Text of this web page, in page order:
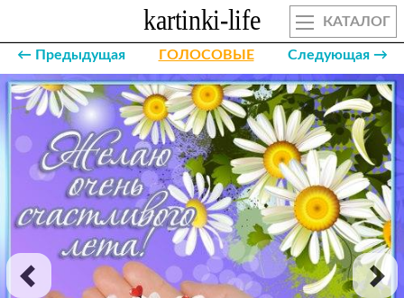
КАТАЛОГ
← Предыдущая ГОЛОСОВЫЕ Следующая →